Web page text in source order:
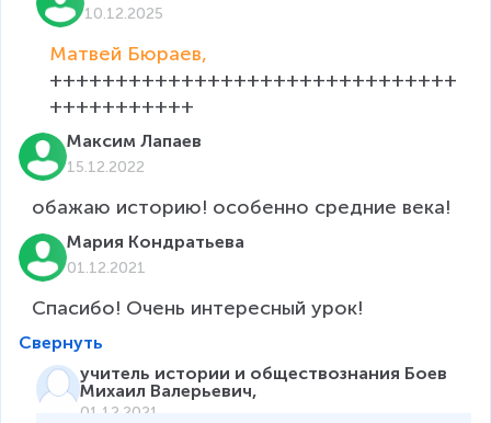
10.12.2025
Матвей Бюраев,
+++++++++++++++++++++++++++++++
+++++++++++
Максим Лапаев
15.12.2022
обажаю историю! особенно средние века!
Мария Кондратьева
01.12.2021
Спасибо! Очень интересный урок!
Свернуть
учитель истории и обществознания Боев
Михаил Валерьевич,
01.12.2021